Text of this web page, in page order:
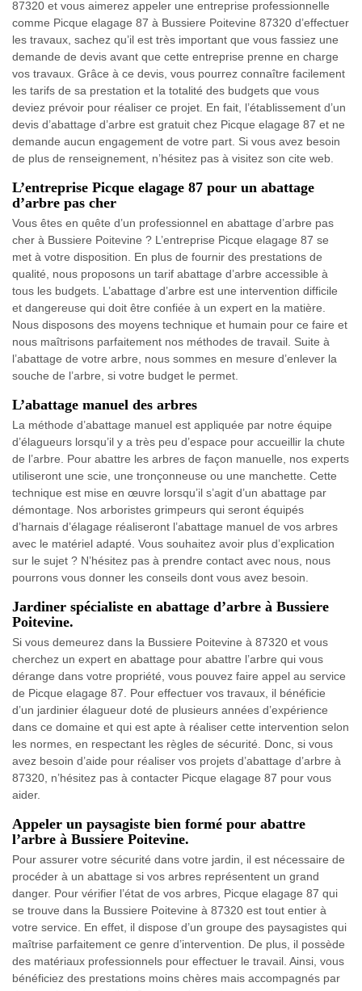
87320 et vous aimerez appeler une entreprise professionnelle
comme Picque elagage 87 à Bussiere Poitevine 87320 d’effectuer
les travaux, sachez qu’il est très important que vous fassiez une
demande de devis avant que cette entreprise prenne en charge
vos travaux. Grâce à ce devis, vous pourrez connaître facilement
les tarifs de sa prestation et la totalité des budgets que vous
deviez prévoir pour réaliser ce projet. En fait, l’établissement d’un
devis d’abattage d’arbre est gratuit chez Picque elagage 87 et ne
demande aucun engagement de votre part. Si vous avez besoin
de plus de renseignement, n’hésitez pas à visitez son cite web.
L’entreprise Picque elagage 87 pour un abattage
d’arbre pas cher
Vous êtes en quête d’un professionnel en abattage d’arbre pas
cher à Bussiere Poitevine ? L’entreprise Picque elagage 87 se
met à votre disposition. En plus de fournir des prestations de
qualité, nous proposons un tarif abattage d’arbre accessible à
tous les budgets. L’abattage d’arbre est une intervention difficile
et dangereuse qui doit être confiée à un expert en la matière.
Nous disposons des moyens technique et humain pour ce faire et
nous maîtrisons parfaitement nos méthodes de travail. Suite à
l’abattage de votre arbre, nous sommes en mesure d’enlever la
souche de l’arbre, si votre budget le permet.
L’abattage manuel des arbres
La méthode d’abattage manuel est appliquée par notre équipe
d’élagueurs lorsqu’il y a très peu d’espace pour accueillir la chute
de l’arbre. Pour abattre les arbres de façon manuelle, nos experts
utiliseront une scie, une tronçonneuse ou une manchette. Cette
technique est mise en œuvre lorsqu’il s’agit d’un abattage par
démontage. Nos arboristes grimpeurs qui seront équipés
d’harnais d’élagage réaliseront l’abattage manuel de vos arbres
avec le matériel adapté. Vous souhaitez avoir plus d’explication
sur le sujet ? N’hésitez pas à prendre contact avec nous, nous
pourrons vous donner les conseils dont vous avez besoin.
Jardiner spécialiste en abattage d’arbre à Bussiere
Poitevine.
Si vous demeurez dans la Bussiere Poitevine à 87320 et vous
cherchez un expert en abattage pour abattre l’arbre qui vous
dérange dans votre propriété, vous pouvez faire appel au service
de Picque elagage 87. Pour effectuer vos travaux, il bénéficie
d’un jardinier élagueur doté de plusieurs années d’expérience
dans ce domaine et qui est apte à réaliser cette intervention selon
les normes, en respectant les règles de sécurité. Donc, si vous
avez besoin d’aide pour réaliser vos projets d’abattage d’arbre à
87320, n’hésitez pas à contacter Picque elagage 87 pour vous
aider.
Appeler un paysagiste bien formé pour abattre
l’arbre à Bussiere Poitevine.
Pour assurer votre sécurité dans votre jardin, il est nécessaire de
procéder à un abattage si vos arbres représentent un grand
danger. Pour vérifier l’état de vos arbres, Picque elagage 87 qui
se trouve dans la Bussiere Poitevine à 87320 est tout entier à
votre service. En effet, il dispose d’un groupe des paysagistes qui
maîtrise parfaitement ce genre d’intervention. De plus, il possède
des matériaux professionnels pour effectuer le travail. Ainsi, vous
bénéficiez des prestations moins chères mais accompagnés par